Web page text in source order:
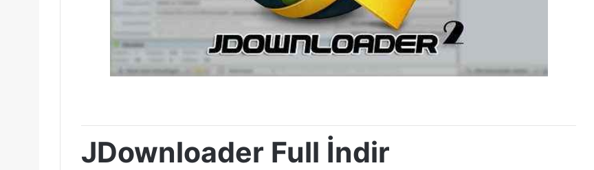
JDownloader Full İndir